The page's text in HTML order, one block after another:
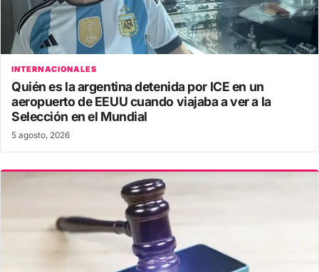
INTERNACIONALES
Quién es la argentina detenida por ICE en un
aeropuerto de EEUU cuando viajaba a ver a la
Selección en el Mundial
5 agosto, 2026